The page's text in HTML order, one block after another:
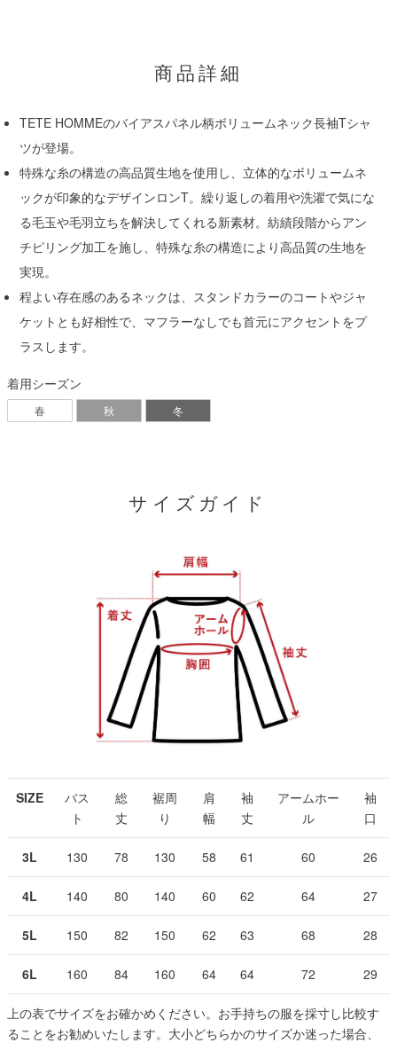
商品詳細
TETE HOMMEのバイアスパネル柄ボリュームネック長袖Tシャ
ツが登場。
特殊な糸の構造の高品質生地を使用し、立体的なボリュームネ
ックが印象的なデザインロンT。繰り返しの着用や洗濯で気にな
る毛玉や毛羽立ちを解決してくれる新素材。紡績段階からアン
チピリング加工を施し、特殊な糸の構造により高品質の生地を
実現。
程よい存在感のあるネックは、スタンドカラーのコートやジャ
ケットとも好相性で、マフラーなしでも首元にアクセントをプ
ラスします。
着用シーズン
春 秋 冬
サイズガイド
SIZE
バス
ト
総
丈
裾周
り
肩
幅
袖
丈
アームホー
ル
袖
口
3L 130 78 130 58 61 60 26
4L 140 80 140 60 62 64 27
5L 150 82 150 62 63 68 28
6L 160 84 160 64 64 72 29
上の表でサイズをお確かめください。お手持ちの服を採寸し比較す
ることをお勧めいたします。大小どちらかのサイズか迷った場合、